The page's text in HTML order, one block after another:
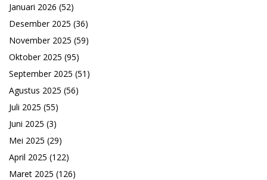
Januari 2026 (52)
Desember 2025 (36)
November 2025 (59)
Oktober 2025 (95)
September 2025 (51)
Agustus 2025 (56)
Juli 2025 (55)
Juni 2025 (3)
Mei 2025 (29)
April 2025 (122)
Maret 2025 (126)